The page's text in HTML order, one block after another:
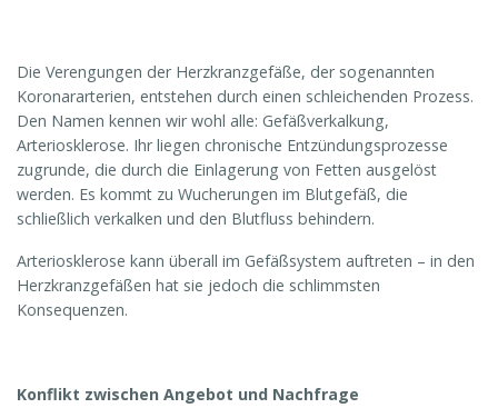
Die Verengungen der Herzkranzgefäße, der sogenannten
Koronararterien, entstehen durch einen schleichenden Prozess.
Den Namen kennen wir wohl alle: Gefäßverkalkung,
Arteriosklerose. Ihr liegen chronische Entzündungsprozesse
zugrunde, die durch die Einlagerung von Fetten ausgelöst
werden. Es kommt zu Wucherungen im Blutgefäß, die
schließlich verkalken und den Blutfluss behindern.
Arteriosklerose kann überall im Gefäßsystem auftreten – in den
Herzkranzgefäßen hat sie jedoch die schlimmsten
Konsequenzen.
Konflikt zwischen Angebot und Nachfrage